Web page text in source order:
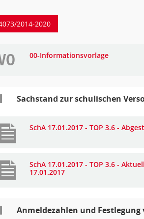
2014-2020
00-Informationsvorlage
Sachstand zur schulischen
SchA 17.01.2017 - TOP 3.6 -
SchA 17.01.2017 - TOP 3.6 -
17.01.2017
Anmeldezahlen und